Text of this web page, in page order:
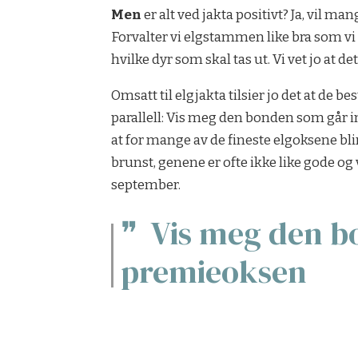
Mener alt ved jakta positivt? Ja, vil
Forvalter vi elgstammen like bra som
hvilke dyr som skal tas ut. Vi vet jo at
Omsatt til elgjakta tilsier jo det at de
parallell: Vis meg den bonden som går
at for mange av de fineste elgoksene
brunst, genene er ofte ikke like gode
september.
Vis meg den
premieoksen